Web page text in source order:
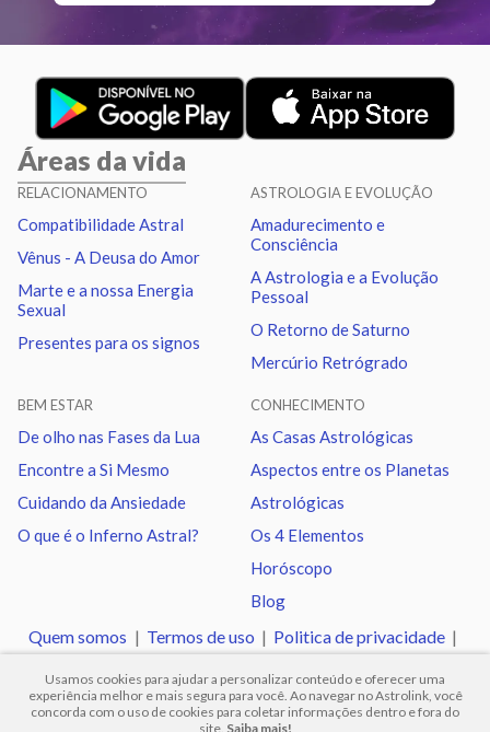
Usamos cookies para ajudar a personalizar conteúdo e oferecer uma
experiência melhor e mais segura para você. Ao navegar no Astrolink, você
concorda com o uso de cookies para coletar informações dentro e fora do
site. Saiba mais!
Aspectos ativos Orbe
Trígono Saturno 2.48
Lua Quadratura
Lua Marte
Lua Quadratura Netuno
Quiron
Lua Trígono Nodo norte
Mercúrio Sextil Vênus
Quiron
Vênus Urano 2.42
Vênus Oposição Netuno 1.28
Áreas da vida
RELACIONAMENTO
Compatibilidade Astral
Vênus - A Deusa do Amor
Marte e a nossa Energia
Sexual
Presentes para os signos
ASTROLOGIA E EVOLUÇÃO
Amadurecimento e
Consciência
A Astrologia e a Evolução
Pessoal
O Retorno de Saturno
Mercúrio Retrógrado
BEM ESTAR
De olho nas Fases da Lua
Encontre a Si Mesmo
Cuidando da Ansiedade
O que é o Inferno Astral?
CONHECIMENTO
As Casas Astrológicas
Aspectos entre os Planetas
Astrológicas
Os 4 Elementos
Horóscopo
Blog
Quem somos | Termos de uso | Politica de privacidade |